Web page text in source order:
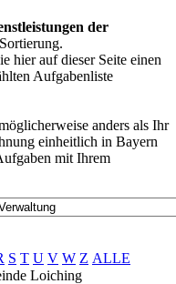
der
hier auf dieser Seite einen
Aufgabenliste
anders als Ihr
einheitlich in Bayern
mit Ihrem
S T U V W Z ALLE
Loiching